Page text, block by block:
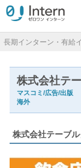
長期インターン・有給
株式会社テ
マスコミ/広告/出版
海外
株式会社テーブ